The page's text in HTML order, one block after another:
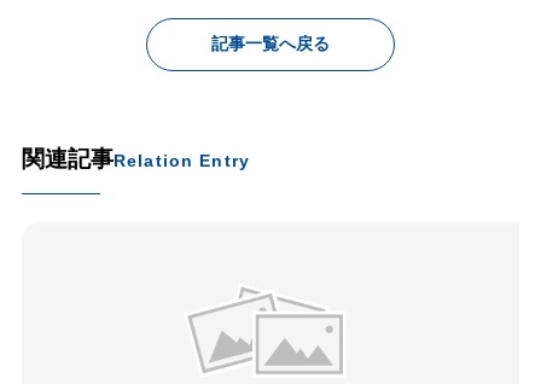
記事一覧へ戻る
関連記事Relation Entry